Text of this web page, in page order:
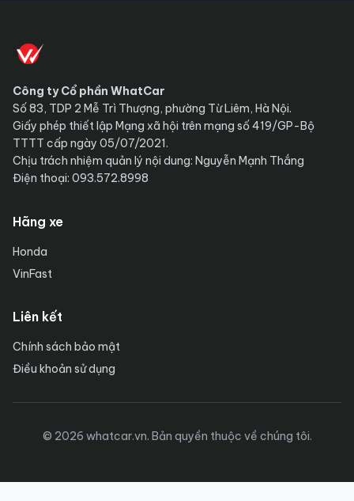
Công ty Cổ phần WhatCar
Số 83, TDP 2 Mễ Trì Thượng, phường Từ Liêm, Hà Nội.
Giấy phép thiết lập Mạng xã hội trên mạng số 419/GP-Bộ
TTTT cấp ngày 05/07/2021.
Chịu trách nhiệm quản lý nội dung: Nguyễn Mạnh Thắng
Điện thoại: 093.572.8998
Hãng xe
Honda
VinFast
Liên kết
Chính sách bảo mật
Điều khoản sử dụng
© 2026 whatcar.vn. Bản quyền thuộc về chúng tôi.